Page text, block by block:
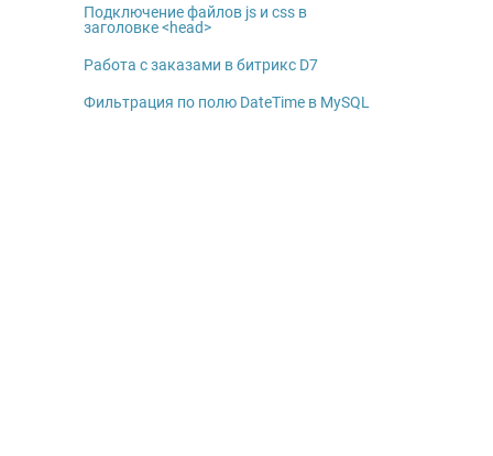
Подключение файлов js и css в
заголовке <head>
Работа с заказами в битрикс D7
Фильтрация по полю DateTime в MySQL